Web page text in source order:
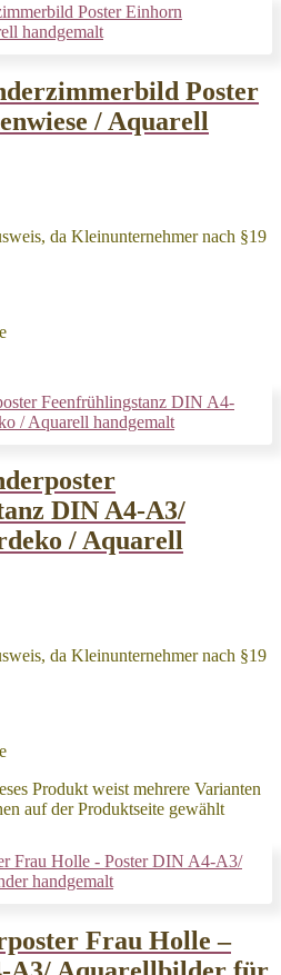
Poster
/ Aquarell
da Kleinunternehmer nach §19
DIN A4-A3/
/ Aquarell
da Kleinunternehmer nach §19
Produkt weist mehrere Varianten
auf der Produktseite gewählt
Frau Holle –